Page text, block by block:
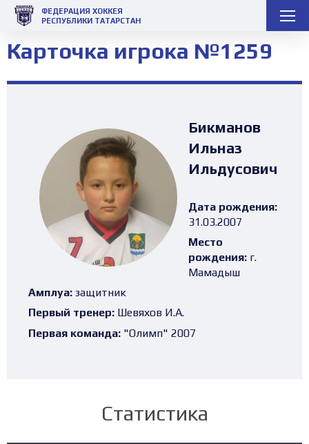
ФЕДЕРАЦИЯ ХОККЕЯ
РЕСПУБЛИКИ ТАТАРСТАН
Карточка игрока №1259
Бикманов
Ильназ
Ильдусович
Дата рождения:
31.03.2007
Место
рождения: г.
Мамадыш
Амплуа: защитник
Первый тренер: Шевяхов И.А.
Первая команда: "Олимп" 2007
Статистика